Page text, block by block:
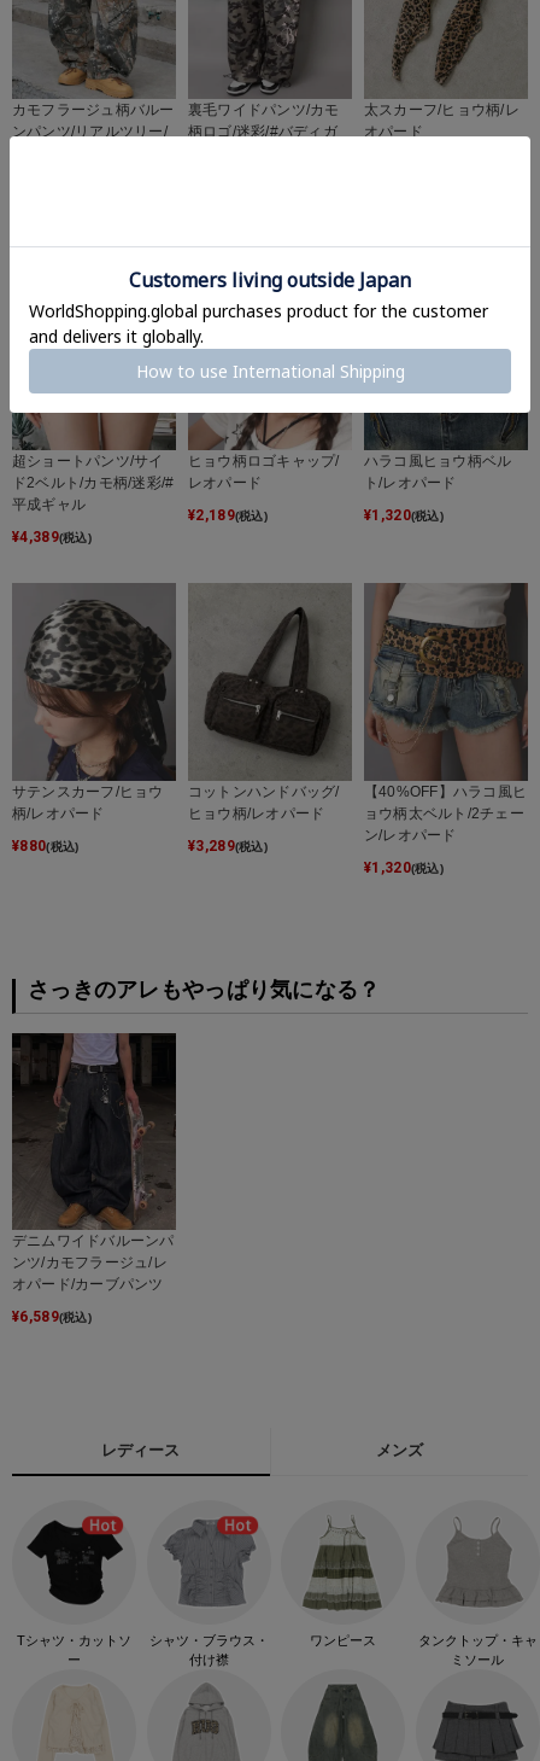
カモフラージュ柄バルー
ンパンツ/リアルツリー/
裏毛ワイドパンツ/カモ
柄ロゴ/迷彩/#バディガ
太スカーフ/ヒョウ柄/レ
オパード
超ショートパンツ/サイ
ド2ベルト/カモ柄/迷彩/#
平成ギャル
¥4,389(税込)
ヒョウ柄ロゴキャップ/
レオパード
¥2,189(税込)
ハラコ風ヒョウ柄ベル
ト/レオパード
¥1,320(税込)
サテンスカーフ/ヒョウ
柄/レオパード
¥880(税込)
コットンハンドバッグ/
ヒョウ柄/レオパード
¥3,289(税込)
【40%OFF】ハラコ風ヒ
ョウ柄太ベルト/2チェー
ン/レオパード
¥1,320(税込)
さっきのアレもやっぱり気になる？
デニムワイドバルーンパ
ンツ/カモフラージュ/レ
オパード/カーブパンツ
¥6,589(税込)
レディース メンズ
Tシャツ・カットソ
ー
シャツ・ブラウス・
付け襟
ワンピース
タンクトップ・キャ
ミソール